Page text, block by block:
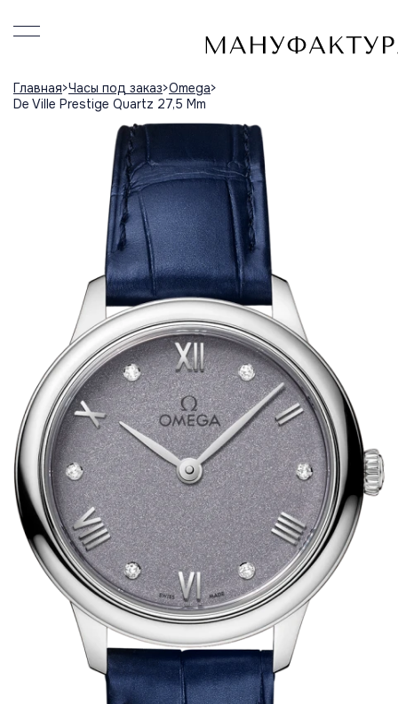
Главная Часы под заказ Omega
De Ville Prestige Quartz 27,5 Mm